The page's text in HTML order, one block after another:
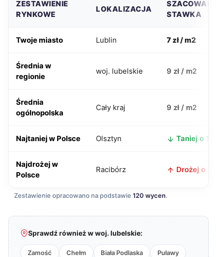
ZESTAWIENIE
RYNKOWE
LOKALIZACJA
STAWKA
Twoje miasto Lublin 7 zł / m2
Średnia w
regionie
woj. lubelskie 9 zł / m2
Średnia
ogólnopolska
Cały kraj 9 zł / m2
Najtaniej w Polsce Olsztyn Taniej o 1 zł
Najdrożej w
Polsce
Racibórz Drożej o 5
Zestawienie opracowano na podstawie 120 wycen.
Sprawdź również w woj. lubelskie:
Zamość Chełm Biała Podlaska Puławy